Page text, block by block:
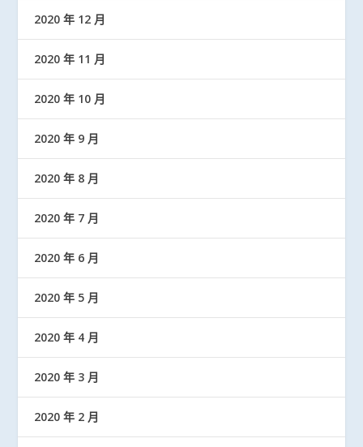
2020 年 12 月
2020 年 11 月
2020 年 10 月
2020 年 9 月
2020 年 8 月
2020 年 7 月
2020 年 6 月
2020 年 5 月
2020 年 4 月
2020 年 3 月
2020 年 2 月